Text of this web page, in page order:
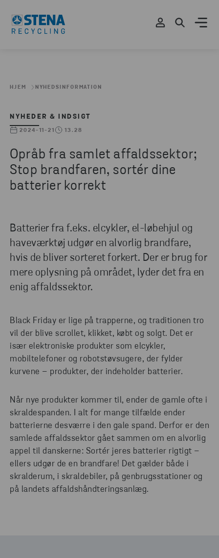
HJEM NYHEDSINFORMATION
NYHEDER & INDSIGT
2024-11-21 13.28
Opråb fra samlet affaldssektor;
Stop brandfaren, sortér dine
batterier korrekt
Batterier fra f.eks. elcykler, el-løbehjul og
haveværktøj udgør en alvorlig brandfare,
hvis de bliver sorteret forkert. Der er brug for
mere oplysning på området, lyder det fra en
enig affaldssektor.
Black Friday er lige på trapperne, og traditionen tro
vil der blive scrollet, klikket, købt og solgt. Det er
især elektroniske produkter som elcykler,
mobiltelefoner og robotstøvsugere, der fylder
kurvene – produkter, der indeholder batterier.
Når nye produkter kommer til, ender de gamle ofte i
skraldespanden. I alt for mange tilfælde ender
batterierne desværre i den gale spand. Derfor er den
samlede affaldssektor gået sammen om en alvorlig
appel til danskerne: Sortér jeres batterier rigtigt –
ellers udgør de en brandfare! Det gælder både i
skralderum, i skraldebiler, på genbrugsstationer og
på landets affaldshåndteringsanlæg.